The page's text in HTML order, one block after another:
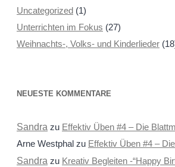
Uncategorized(1)
Unterrichten im Fokus (27)
Weihnachts-, Volks- und Kinderlieder
NEUESTE KOMMENTARE
Sandra zu Effektiv Üben #4 – Die
Arne Westphalzu Effektiv Üben #4 –
Sandra zu Kreativ Begleiten -“Happy